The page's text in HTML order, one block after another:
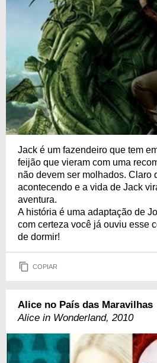
Jack é um fazendeiro que tem
feijão que vieram com uma
não devem ser molhados. Claro
acontecendo e a vida de Jack
aventura.
A história é uma adaptação de
com certeza você já ouviu esse
de dormir!
COPIAR
Alice no País das Maravilhas
Alice in Wonderland, 2010